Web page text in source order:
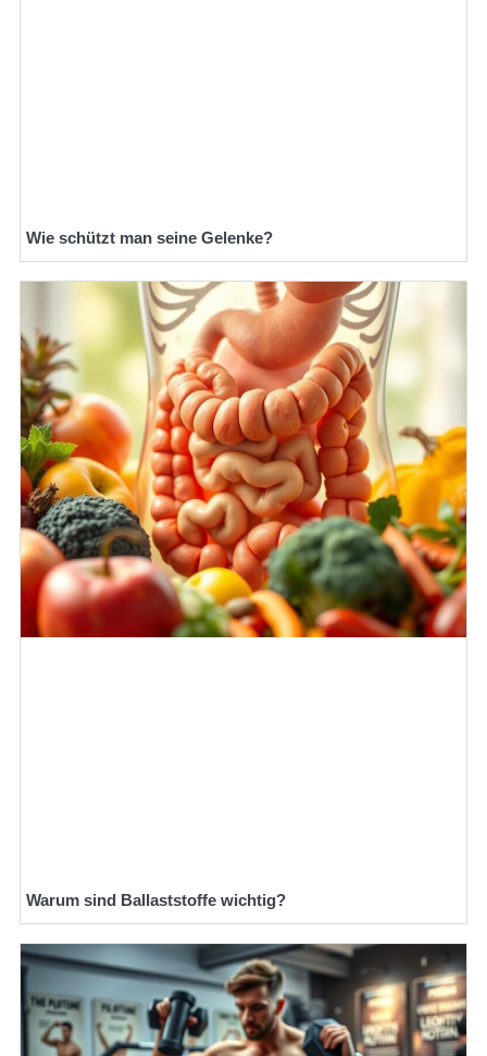
Wie schützt man seine Gelenke?
Warum sind Ballaststoffe wichtig?